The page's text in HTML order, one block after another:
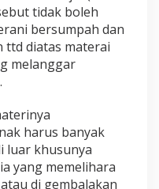
tidak boleh
bersumpah dan
ttd diatas materai
melanggar
harus banyak
luar khusunya
yang memelihara
di gembalakan